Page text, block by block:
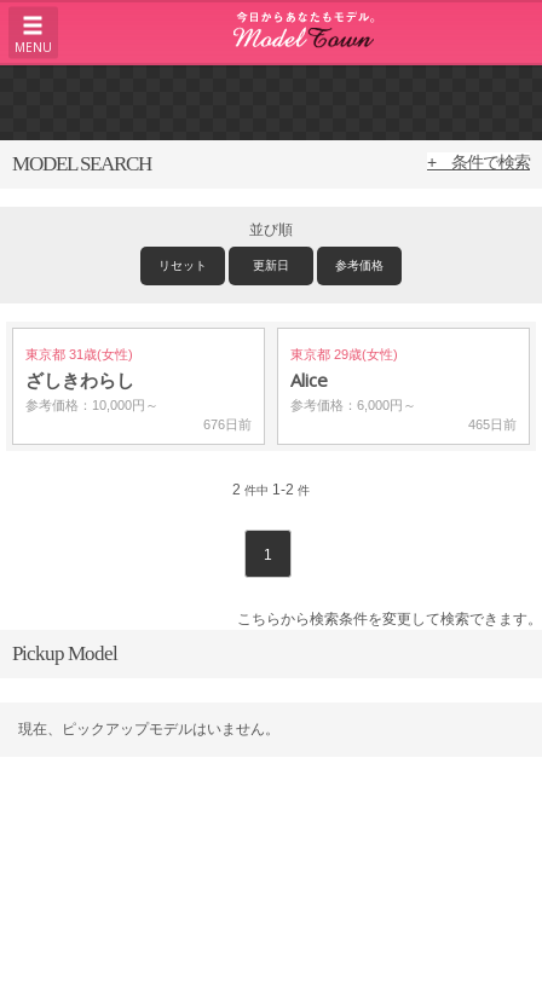
MENU
MODEL SEARCH + 条件で検索
並び順
リセット 更新日 参考価格
東京都 31歳(女性)
ざしきわらし
参考価格：10,000円～
676日前
東京都 29歳(女性)
Alice
参考価格：6,000円～
465日前
2 件中 1-2 件
1
こちらから検索条件を変更して検索できます。
Pickup Model
現在、ピックアップモデルはいません。